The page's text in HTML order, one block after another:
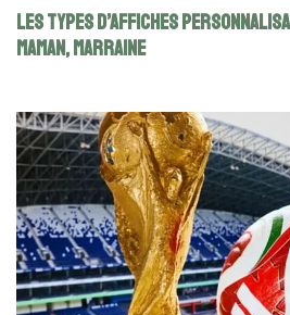
Les types d’affiches
maman, marraine